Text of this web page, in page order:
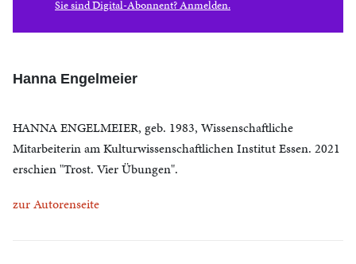
Sie sind Digital-Abonnent? Anmelden.
Hanna Engelmeier
HANNA ENGELMEIER, geb. 1983, Wissenschaftliche
Mitarbeiterin am Kulturwissenschaftlichen Institut Essen. 2021
erschien "Trost. Vier Übungen".
zur Autorenseite